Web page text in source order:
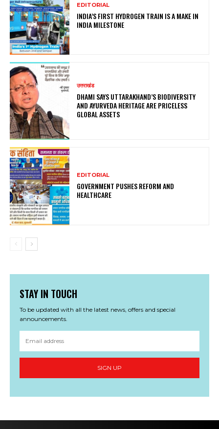
EDITORIAL
INDIA’S FIRST HYDROGEN TRAIN IS A MAKE IN
INDIA MILESTONE
उत्तराखंड
DHAMI SAYS UTTARAKHAND’S BIODIVERSITY
AND AYURVEDA HERITAGE ARE PRICELESS
GLOBAL ASSETS
EDITORIAL
GOVERNMENT PUSHES REFORM AND
HEALTHCARE
STAY IN TOUCH
To be updated with all the latest news, offers and special
announcements.
SIGN UP